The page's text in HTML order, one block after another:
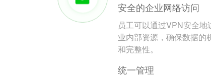
安全的企业网络访问
员工可以通过VPN安全地
业内部资源，确保数据的
和完整性。
统一管理